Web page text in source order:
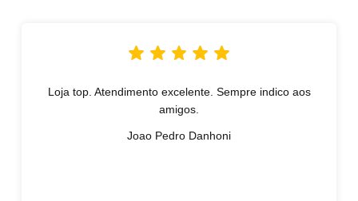
Loja top. Atendimento excelente. Sempre indico aos
amigos.
Joao Pedro Danhoni